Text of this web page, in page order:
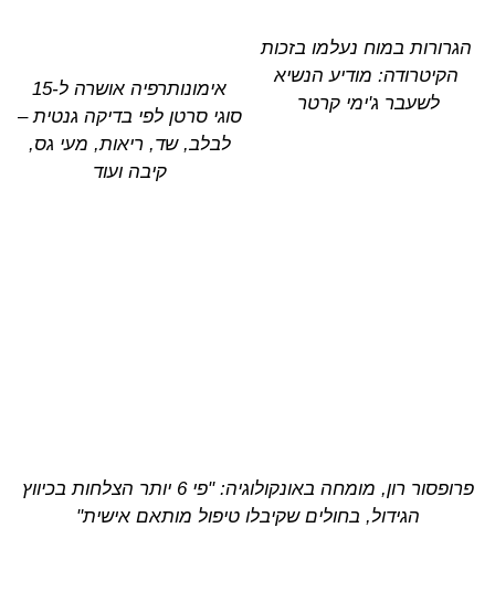
הגרורות במוח נעלמו בזכות
הקיטרודה: מודיע הנשיא
לשעבר ג'ימי קרטר
אימונותרפיה אושרה ל-15
סוגי סרטן לפי בדיקה גנטית –
לבלב, שד, ריאות, מעי גס,
קיבה ועוד
פרופסור רון, מומחה באונקולוגיה: "פי 6 יותר הצלחות בכיווץ
הגידול, בחולים שקיבלו טיפול מותאם אישית"